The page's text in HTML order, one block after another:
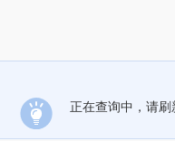
正在查询中，请刷